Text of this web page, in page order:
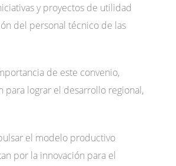
y proyectos de utilidad
del personal técnico de las
de este convenio,
lograr el desarrollo regional,
el modelo productivo
por la innovación para el